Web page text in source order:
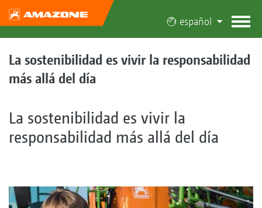
español
La sostenibilidad es vivir la responsabilidad
más allá del día
La sostenibilidad es vivir la
responsabilidad más allá del día